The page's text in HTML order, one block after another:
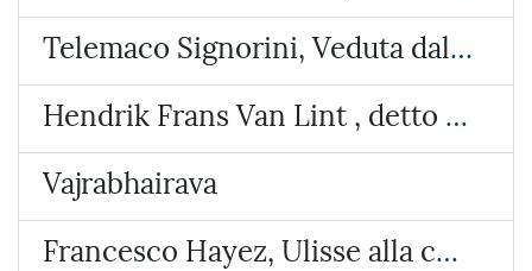
Telemaco Signorini, Veduta dalla costa di Riomaggiore
Hendrik Frans Van Lint , detto lo Studio, Veduta con due paesi e un tempietto circolare
Vajrabhairava
Francesco Hayez, Ulisse alla corte di Alcinoo re dei Feaci